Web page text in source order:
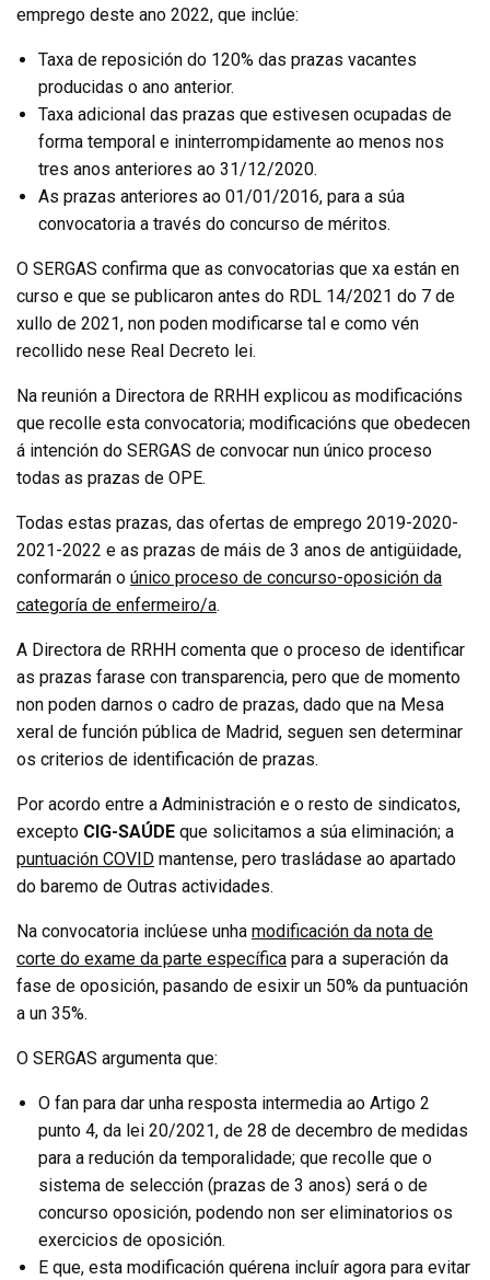
emprego deste ano 2022, que inclúe:
Taxa de reposición do 120% das prazas vacantes
producidas o ano anterior.
Taxa adicional das prazas que estivesen ocupadas de
forma temporal e ininterrompidamente ao menos nos
tres anos anteriores ao 31/12/2020.
As prazas anteriores ao 01/01/2016, para a súa
convocatoria a través do concurso de méritos.
O SERGAS confirma que as convocatorias que xa están en
curso e que se publicaron antes do RDL 14/2021 do 7 de
xullo de 2021, non poden modificarse tal e como vén
recollido nese Real Decreto lei.
Na reunión a Directora de RRHH explicou as modificacións
que recolle esta convocatoria; modificacións que obedecen
á intención do SERGAS de convocar nun único proceso
todas as prazas de OPE.
Todas estas prazas, das ofertas de emprego 2019-2020-
2021-2022 e as prazas de máis de 3 anos de antigüidade,
conformarán o único proceso de concurso-oposición da
categoría de enfermeiro/a.
A Directora de RRHH comenta que o proceso de identificar
as prazas farase con transparencia, pero que de momento
non poden darnos o cadro de prazas, dado que na Mesa
xeral de función pública de Madrid, seguen sen determinar
os criterios de identificación de prazas.
Por acordo entre a Administración e o resto de sindicatos,
excepto CIG-SAÚDE que solicitamos a súa eliminación; a
puntuación COVID mantense, pero trasládase ao apartado
do baremo de Outras actividades.
Na convocatoria inclúese unha modificación da nota de
corte do exame da parte específica para a superación da
fase de oposición, pasando de esixir un 50% da puntuación
a un 35%.
O SERGAS argumenta que:
O fan para dar unha resposta intermedia ao Artigo 2
punto 4, da lei 20/2021, de 28 de decembro de medidas
para a redución da temporalidade; que recolle que o
sistema de selección (prazas de 3 anos) será o de
concurso oposición, podendo non ser eliminatorios os
exercicios de oposición.
E que, esta modificación quérena incluír agora para evitar